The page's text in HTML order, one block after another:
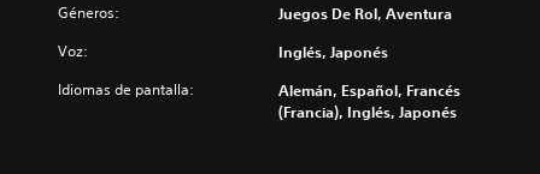
Géneros: Juegos De Rol, Aventura
Voz: Inglés, Japonés
Idiomas de pantalla:
Alemán, Español, Francés
(Francia), Inglés, Japonés